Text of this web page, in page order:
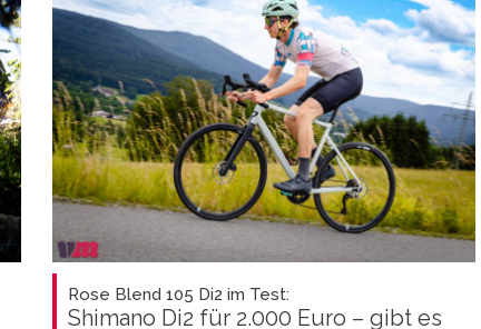
Rose Blend 105 Di2 im Test:
Shimano Di2 für 2.000 Euro – gibt es